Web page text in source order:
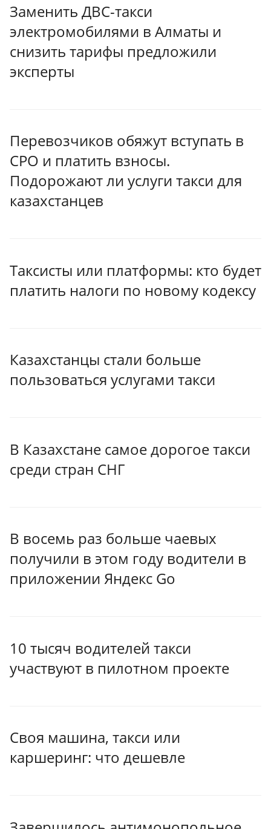
Заменить ДВС-такси
электромобилями в Алматы и
снизить тарифы предложили
эксперты
Перевозчиков обяжут вступать в
СРО и платить взносы.
Подорожают ли услуги такси для
казахстанцев
Таксисты или платформы: кто будет
платить налоги по новому кодексу
Казахстанцы стали больше
пользоваться услугами такси
В Казахстане самое дорогое такси
среди стран СНГ
В восемь раз больше чаевых
получили в этом году водители в
приложении Яндекс Go
10 тысяч водителей такси
участвуют в пилотном проекте
Своя машина, такси или
каршеринг: что дешевле